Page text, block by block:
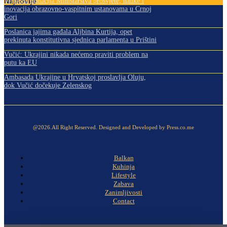
inovacija obrazovno-vaspitnim ustanovama u Crnoj
Gori
Poslanica jajima gađala Aljbina Kurtija, opet
prekinuta konstitutivna sjednica parlamenta u Prištini
Vučić: Ukrajini nikada nećemo praviti problem na
putu ka EU
Ambasada Ukrajine u Hrvatskoj proslavlja Oluju,
dok Vučić dočekuje Zelenskog
@2026.All Right Reserved. Designed and Developed by Press.co.me
Balkan
Kuhinja
Lifestyle
Zabava
Zanimljivosti
Contact